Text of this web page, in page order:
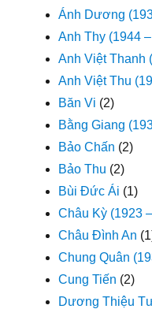
Ánh Dương
Anh Thy (1944
Anh Việt Thanh
Anh Việt Thu
Băn Vi (2)
Bằng Giang
Bảo Chấn (2)
Bảo Thu (2)
Bùi Đức Ái (1)
Châu Kỳ (1923
Châu Đình An
Chung Quân
Cung Tiến (2)
Dương Thiệu